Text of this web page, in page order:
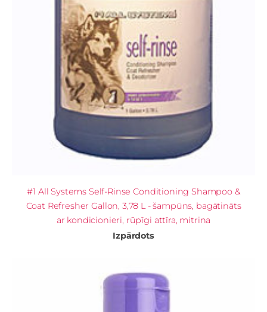
#1 All Systems Self-Rinse Conditioning Shampoo &
Coat Refresher Gallon, 3,78 L - šampūns, bagātināts
ar kondicionieri, rūpīgi attīra, mitrina
Izpārdots